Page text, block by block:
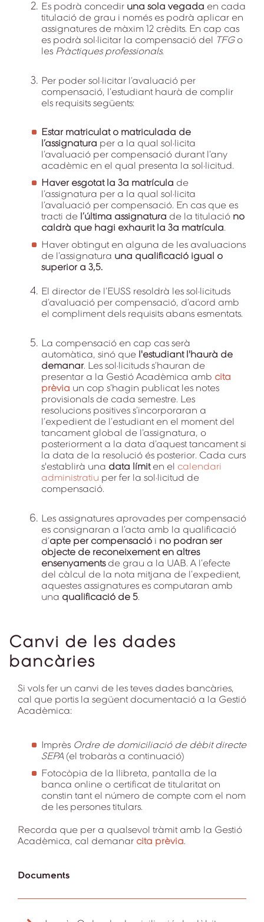
Es podrà concedir una sola vegada en cada
titulació de grau i només es podrà aplicar en
assignatures de màxim 12 crèdits. En cap cas
es podrà sol·licitar la compensació del TFGo
les Pràctiques professionals.
Per poder sol·licitar l’avaluació per
compensació, l’estudiant haurà de complir
els requisits següents:
Estar matriculat o matriculada de
l’assignatura per a la qual sol·licita
l’avaluació per compensació durant l’any
acadèmic en el qual presenta la sol·licitud.
Haver esgotat la 3a matrícula de
l’assignatura per a la qual sol·licita
l’avaluació per compensació. En cas que es
tracti de l’última assignatura de la titulació no
caldrà que hagi exhaurit la 3a matrícula.
Haver obtingut en alguna de les avaluacions
de l’assignatura una qualificació igual o
superior a 3,5.
El director de l’EUSS resoldrà les sol·licituds
d’avaluació per compensació, d’acord amb
el compliment dels requisits abans esmentats.
La compensació en cap cas serà
automàtica, sinó que l'estudiant l'haurà de
demanar. Les sol·licituds s’hauran de
presentar a la Gestió Acadèmica amb cita
prèvia un cop s’hagin publicat les notes
provisionals de cada semestre. Les
resolucions positives s’incorporaran a
l’expedient de l’estudiant en el moment del
tancament global de l’assignatura, o
posteriorment a la data d’aquest tancament si
la data de la resolució és posterior. Cada curs
s'establirà una data límiten el calendari
administratiu per fer la sol·licitud de
compensació.
Les assignatures aprovades per compensació
es consignaran a l’acta amb la qualificació
d’apte per compensació i no podran ser
objecte de reconeixement en altres
ensenyamentsde grau a la UAB. A l’efecte
del càlcul de la nota mitjana de l’expedient,
aquestes assignatures es computaran amb
una qualificació de 5.
Canvi de les dades
bancàries
Si vols fer un canvi de les teves dades bancàries,
cal que portis la següent documentació a la Gestió
Acadèmica:
Imprès Ordre de domiciliació de dèbit directe
SEPA (el trobaràs a continuació)
Fotocòpia de la llibreta, pantalla de la
banca online o certificat de titularitat on
constin tant el número de compte com el nom
de les persones titulars.
Recorda que per a qualsevol tràmit amb la Gestió
Acadèmica, cal demanar cita prèvia.
Documents